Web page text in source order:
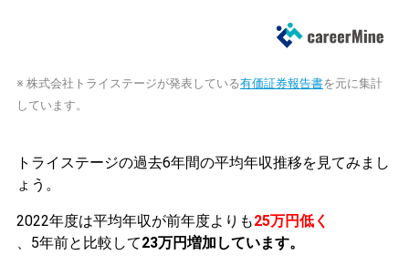
※ 株式会社トライステージが発表している有価証券報告書を元に集計
しています。
トライステージの過去6年間の平均年収推移を見てみまし
ょう。
2022年度は平均年収が前年度よりも25万円低く
、5年前と比較して23万円増加しています。